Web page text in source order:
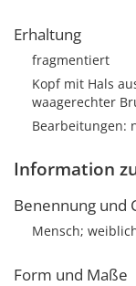
Erhaltung
fragmentiert
Kopf mit Hals
waagerechter
Bearbeitungen:
Information
Benennung und
Mensch;
Form und Maße